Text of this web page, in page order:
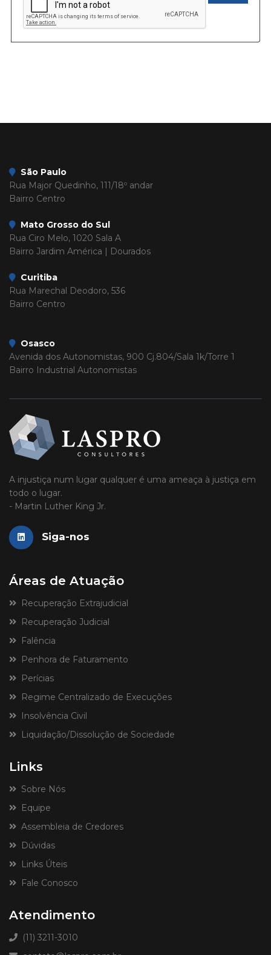
São Paulo
Rua Major Quedinho, 111/18º andar
Bairro Centro
Mato Grosso do Sul
Rua Ciro Melo, 1020 Sala A
Bairro Jardim América | Dourados
Curitiba
Rua Marechal Deodoro, 536
Bairro Centro
Osasco
Avenida dos Autonomistas, 900 Cj.804/Sala 1k/Torre 1
Bairro Industrial Autonomistas
A injustiça num lugar qualquer é uma ameaça à justiça em
todo o lugar.
- Martin Luther King Jr.
Siga-nos
Áreas de Atuação
Recuperação Extrajudicial
Recuperação Judicial
Falência
Penhora de Faturamento
Perícias
Regime Centralizado de Execuções
Insolvência Civil
Liquidação/Dissolução de Sociedade
Links
Sobre Nós
Equipe
Assembleia de Credores
Dúvidas
Links Úteis
Fale Conosco
Atendimento
(11) 3211-3010